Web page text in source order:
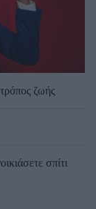
ζωής
σπίτι